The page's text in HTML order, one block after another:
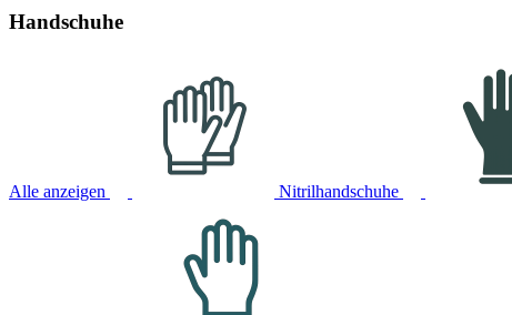
Handschuhe
Alle anzeigen Nitrilhandschuhe